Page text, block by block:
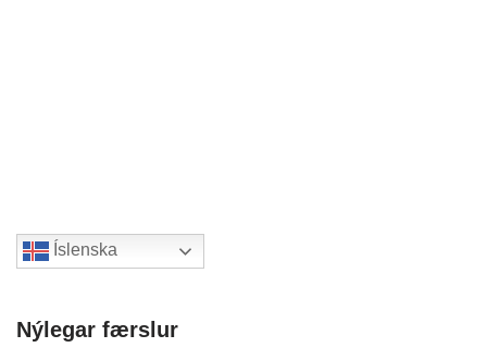
Íslenska
Nýlegar færslur